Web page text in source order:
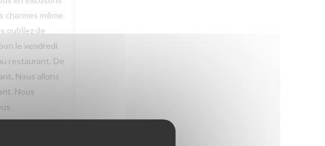
charmes même
oubliez de
le vendredi
restaurant. De
Nous allons
Nous